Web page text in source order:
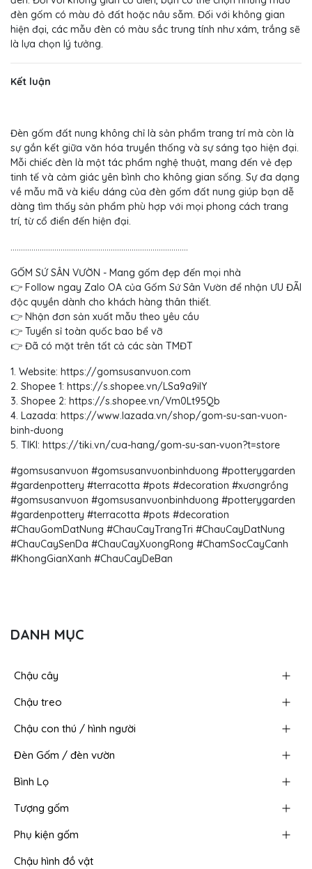
đèn gốm có màu đỏ đất hoặc nâu sẫm. Đối với không gian
hiện đại, các mẫu đèn có màu sắc trung tính như xám, trắng sẽ
là lựa chọn lý tưởng.
Kết luận
Đèn gốm đất nung không chỉ là sản phẩm trang trí mà còn là
sự gắn kết giữa văn hóa truyền thống và sự sáng tạo hiện đại.
Mỗi chiếc đèn là một tác phẩm nghệ thuật, mang đến vẻ đẹp
tinh tế và cảm giác yên bình cho không gian sống. Sự đa dạng
về mẫu mã và kiểu dáng của đèn gốm đất nung giúp bạn dễ
dàng tìm thấy sản phẩm phù hợp với mọi phong cách trang
trí, từ cổ điển đến hiện đại.
.....................................................................................
GỐM SỨ SÂN VƯỜN - Mang gốm đẹp đến mọi nhà
👉 Follow ngay Zalo OA của Gốm Sứ Sân Vườn để nhận ƯU ĐÃI
độc quyền dành cho khách hàng thân thiết.
👉 Nhận đơn sản xuất mẫu theo yêu cầu
👉 Tuyển sỉ toàn quốc bao bể vỡ
👉 Đã có mặt trên tất cả các sàn TMĐT
1. Website: https://gomsusanvuon.com
2. Shopee 1: https://s.shopee.vn/LSa9a9ilY
3. Shopee 2: https://s.shopee.vn/Vm0Lt95Qb
4. Lazada: https://www.lazada.vn/shop/gom-su-san-vuon-
binh-duong
5. TIKI: https://tiki.vn/cua-hang/gom-su-san-vuon?t=store
#gomsusanvuon #gomsusanvuonbinhduong #potterygarden
#gardenpottery #terracotta #pots #decoration #xươngrồng
#gomsusanvuon #gomsusanvuonbinhduong #potterygarden
#gardenpottery #terracotta #pots #decoration
#ChauGomDatNung #ChauCayTrangTri #ChauCayDatNung
#ChauCaySenDa #ChauCayXuongRong #ChamSocCayCanh
#KhongGianXanh #ChauCayDeBan​
DANH MỤC
Chậu cây
Chậu treo
Chậu con thú / hình người
Đèn Gốm / đèn vườn
Bình Lọ
Tượng gốm
Phụ kiện gốm
Chậu hình đồ vật